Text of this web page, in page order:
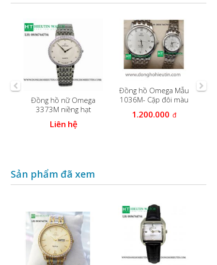
Đồng hồ nữ Omega
3373M niềng hạt
Liên hệ
Đồng hồ Omega Mẫu
1036M- Cặp đôi màu
1.200.000 đ
Sản phẩm đã xem